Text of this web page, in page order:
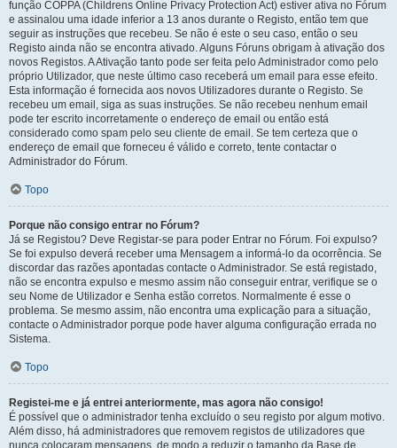
função COPPA (Childrens Online Privacy Protection Act) estiver ativa no Fórum
e assinalou uma idade inferior a 13 anos durante o Registo, então tem que
seguir as instruções que recebeu. Se não é este o seu caso, então o seu
Registo ainda não se encontra ativado. Alguns Fóruns obrigam à ativação dos
novos Registos. A Ativação tanto pode ser feita pelo Administrador como pelo
próprio Utilizador, que neste último caso receberá um email para esse efeito.
Esta informação é fornecida aos novos Utilizadores durante o Registo. Se
recebeu um email, siga as suas instruções. Se não recebeu nenhum email
pode ter escrito incorretamente o endereço de email ou então está
considerado como spam pelo seu cliente de email. Se tem certeza que o
endereço de email que forneceu é válido e correto, tente contactar o
Administrador do Fórum.
Topo
Porque não consigo entrar no Fórum?
Já se Registou? Deve Registar-se para poder Entrar no Fórum. Foi expulso?
Se foi expulso deverá receber uma Mensagem a informá-lo da ocorrência. Se
discordar das razões apontadas contacte o Administrador. Se está registado,
não se encontra expulso e mesmo assim não conseguir entrar, verifique se o
seu Nome de Utilizador e Senha estão corretos. Normalmente é esse o
problema. Se mesmo assim, não encontra uma explicação para a situação,
contacte o Administrador porque pode haver alguma configuração errada no
Sistema.
Topo
Registei-me e já entrei anteriormente, mas agora não consigo!
É possível que o administrador tenha excluído o seu registo por algum motivo.
Além disso, há administradores que removem registos de utilizadores que
nunca colocaram mensagens, de modo a reduzir o tamanho da Base de